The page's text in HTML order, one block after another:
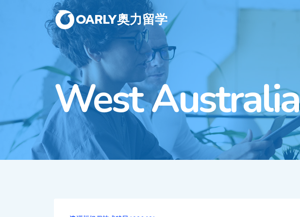
OARLY奥力留学
West Australia